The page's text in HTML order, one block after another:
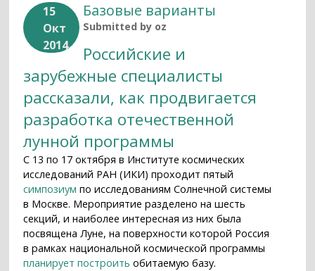
15
Окт
2014
Базовые варианты
Submitted by oz
Российские и
зарубежные специалисты
рассказали, как продвигается
разработка отечественной
лунной программы
С 13 по 17 октября в Институте космических
исследований РАН (ИКИ) проходит пятый
симпозиум по исследованиям Солнечной системы
в Москве. Мероприятие разделено на шесть
секций, и наиболее интересная из них была
посвящена Луне, на поверхности которой Россия
в рамках национальной космической программы
планирует построить обитаемую базу.